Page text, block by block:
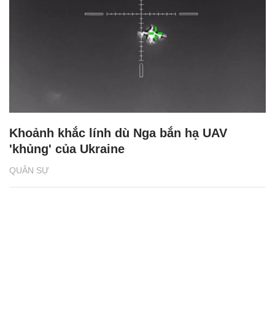
QUÂN SỰ
Khoảnh khắc lính dù Nga bắn hạ UAV
'khủng' của Ukraine